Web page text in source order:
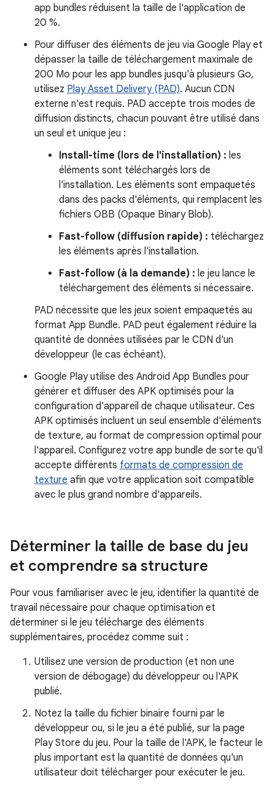
app bundles réduisent la taille de l'application de
20 %.
Pour diffuser des éléments de jeu via Google Play et
dépasser la taille de téléchargement maximale de
200 Mo pour les app bundles jusqu'à plusieurs Go,
utilisez Play Asset Delivery (PAD). Aucun CDN
externe n'est requis. PAD accepte trois modes de
diffusion distincts, chacun pouvant être utilisé dans
un seul et unique jeu :
Install-time (lors de l'installation) : les
éléments sont téléchargés lors de
l'installation. Les éléments sont empaquetés
dans des packs d'éléments, qui remplacent les
fichiers OBB (Opaque Binary Blob).
Fast-follow (diffusion rapide) : téléchargez
les éléments après l'installation.
Fast-follow (à la demande) : le jeu lance le
téléchargement des éléments si nécessaire.
PAD nécessite que les jeux soient empaquetés au
format App Bundle. PAD peut également réduire la
quantité de données utilisées par le CDN d'un
développeur (le cas échéant).
Google Play utilise des Android App Bundles pour
générer et diffuser des APK optimisés pour la
configuration d'appareil de chaque utilisateur. Ces
APK optimisés incluent un seul ensemble d'éléments
de texture, au format de compression optimal pour
l'appareil. Configurez votre app bundle de sorte qu'il
accepte différents formats de compression de
texture afin que votre application soit compatible
avec le plus grand nombre d'appareils.
Déterminer la taille de base du jeu
et comprendre sa structure
Pour vous familiariser avec le jeu, identifier la quantité de
travail nécessaire pour chaque optimisation et
déterminer si le jeu télécharge des éléments
supplémentaires, procédez comme suit :
Utilisez une version de production (et non une
version de débogage) du développeur ou l'APK
publié.
Notez la taille du fichier binaire fourni par le
développeur ou, si le jeu a été publié, sur la page
Play Store du jeu. Pour la taille de l'APK, le facteur le
plus important est la quantité de données qu'un
utilisateur doit télécharger pour exécuter le jeu.